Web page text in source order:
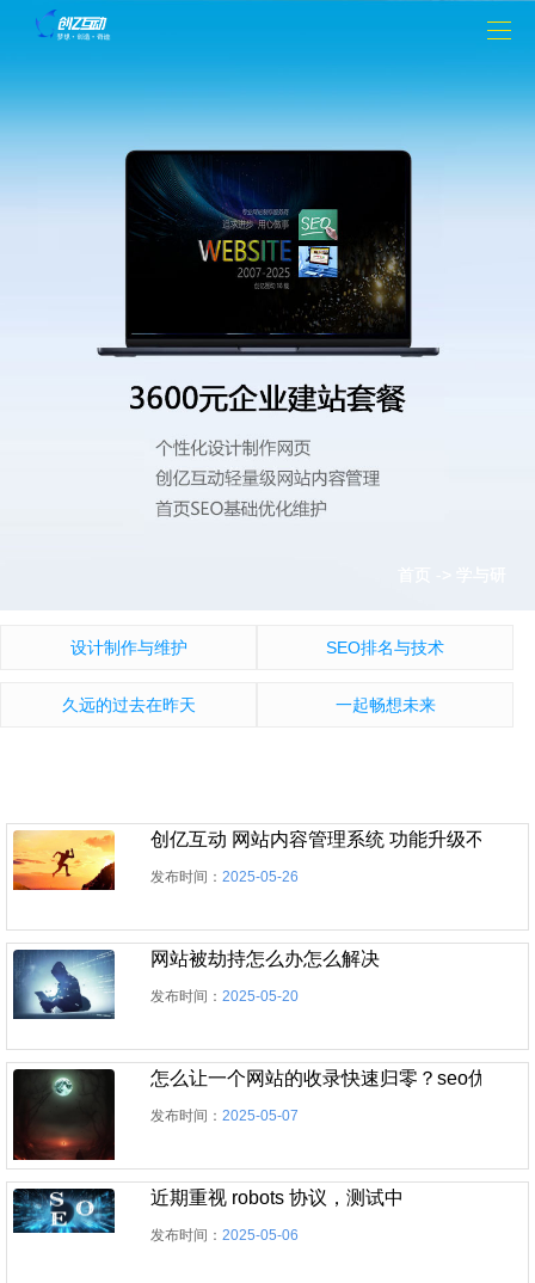
设计制作与维护 SEO排名与技术
久远的过去在昨天 一起畅想未来
发布时间：2025-05-26
网站被劫持怎么办怎么解决
发布时间：2025-05-20
怎么让一个网站的收录快速归零？seo优化之
发布时间：2025-05-07
近期重视 robots 协议，测试中
发布时间：2025-05-06